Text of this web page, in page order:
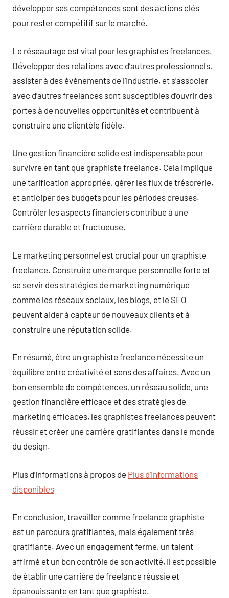
développer ses compétences sont des actions clés
pour rester compétitif sur le marché.
Le réseautage est vital pour les graphistes freelances.
Développer des relations avec d’autres professionnels,
assister à des événements de l’industrie, et s’associer
avec d’autres freelances sont susceptibles d’ouvrir des
portes à de nouvelles opportunités et contribuent à
construire une clientèle fidèle.
Une gestion financière solide est indispensable pour
survivre en tant que graphiste freelance. Cela implique
une tarification appropriée, gérer les flux de trésorerie,
et anticiper des budgets pour les périodes creuses.
Contrôler les aspects financiers contribue à une
carrière durable et fructueuse.
Le marketing personnel est crucial pour un graphiste
freelance. Construire une marque personnelle forte et
se servir des stratégies de marketing numérique
comme les réseaux sociaux, les blogs, et le SEO
peuvent aider à capteur de nouveaux clients et à
construire une réputation solide.
En résumé, être un graphiste freelance nécessite un
équilibre entre créativité et sens des affaires. Avec un
bon ensemble de compétences, un réseau solide, une
gestion financière efficace et des stratégies de
marketing efficaces, les graphistes freelances peuvent
réussir et créer une carrière gratifiantes dans le monde
du design.
Plus d’informations à propos de Plus d’informations
disponibles
En conclusion, travailler comme freelance graphiste
est un parcours gratifiantes, mais également très
gratifiante. Avec un engagement ferme, un talent
affirmé et un bon contrôle de son activité, il est possible
de établir une carrière de freelance réussie et
épanouissante en tant que graphiste.